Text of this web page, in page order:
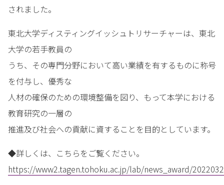
されました。
東北大学ディスティングイッシュトリサーチャーは、東北
大学の若手教員の
うち、その専門分野において高い業績を有するものに称号
を付与し、優秀な
人材の確保のための環境整備を図り、もって本学における
教育研究の一層の
推進及び社会への貢献に資することを目的としています。
◆詳しくは、こちらをご覧ください。
https://www2.tagen.tohoku.ac.jp/lab/news_award/